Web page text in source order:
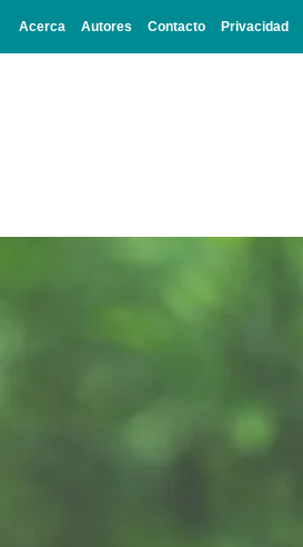
Acerca Autores Contacto Privacidad